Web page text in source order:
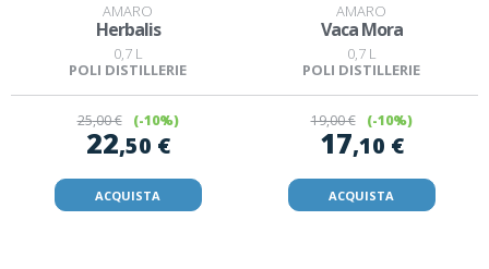
AMARO
Herbalis
0,7 L
POLI DISTILLERIE
25,00 € (-10%)
22,50 €
ACQUISTA
AMARO
Vaca Mora
0,7 L
POLI DISTILLERIE
19,00 € (-10%)
17,10 €
ACQUISTA